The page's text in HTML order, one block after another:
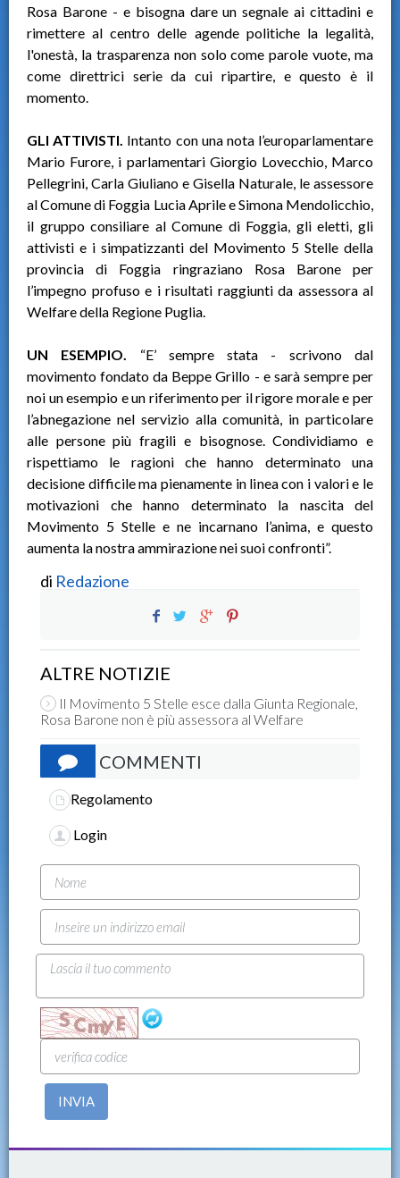
Rosa Barone - e bisogna dare un segnale ai cittadini e
rimettere al centro delle agende politiche la legalità,
l'onestà, la trasparenza non solo come parole vuote, ma
come direttrici serie da cui ripartire, e questo è il
momento.
GLI ATTIVISTI. Intanto con una nota l’europarlamentare
Mario Furore, i parlamentari Giorgio Lovecchio, Marco
Pellegrini, Carla Giuliano e Gisella Naturale, le assessore
al Comune di Foggia Lucia Aprile e Simona Mendolicchio,
il gruppo consiliare al Comune di Foggia, gli eletti, gli
attivisti e i simpatizzanti del Movimento 5 Stelle della
provincia di Foggia ringraziano Rosa Barone per
l’impegno profuso e i risultati raggiunti da assessora al
Welfare della Regione Puglia.
UN ESEMPIO. “E’ sempre stata - scrivono dal
movimento fondato da Beppe Grillo - e sarà sempre per
noi un esempio e un riferimento per il rigore morale e per
l’abnegazione nel servizio alla comunità, in particolare
alle persone più fragili e bisognose. Condividiamo e
rispettiamo le ragioni che hanno determinato una
decisione difficile ma pienamente in linea con i valori e le
motivazioni che hanno determinato la nascita del
Movimento 5 Stelle e ne incarnano l’anima, e questo
aumenta la nostra ammirazione nei suoi confronti”.
di Redazione
ALTRE NOTIZIE
Il Movimento 5 Stelle esce dalla Giunta Regionale,
Rosa Barone non è più assessora al Welfare
COMMENTI
Regolamento
Login
INVIA